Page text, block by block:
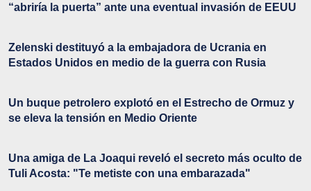
“abriría la puerta” ante una eventual invasión de EEUU
Zelenski destituyó a la embajadora de Ucrania en
Estados Unidos en medio de la guerra con Rusia
Un buque petrolero explotó en el Estrecho de Ormuz y
se eleva la tensión en Medio Oriente
Una amiga de La Joaqui reveló el secreto más oculto de
Tuli Acosta: "Te metiste con una embarazada"